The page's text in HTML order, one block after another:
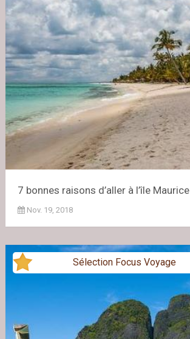
7 bonnes raisons d’aller à l’île Maurice
Nov. 19, 2018
Sélection Focus Voyage